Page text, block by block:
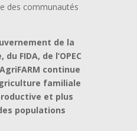
des communautés
de la
FIDA, de l’OPEC
continue
familiale
et plus
populations